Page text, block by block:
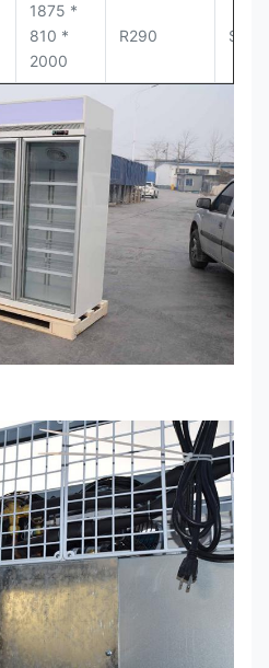
1875 *
810 *
2000
R290